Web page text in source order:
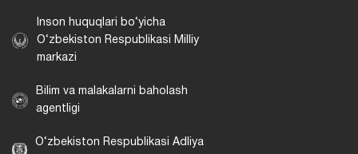
Inson huquqlari bo‘yicha
O‘zbekiston Respublikasi Milliy
markazi
Bilim va malakalarni baholash
agentligi
O‘zbekiston Respublikasi Adliya